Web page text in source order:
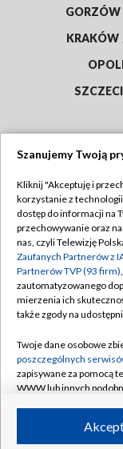
GORZÓW
KRAKÓW
Abonament TVP
Emisja w TVP
Centrum
Naziemna
Rada
System NOS
Informacje o
Program dla
Szanujemy Twoją
Kliknij "Akceptuję i
korzystanie z
dostęp do informacji na
przechowywanie oraz
nas, czyli Telewizję
Zaufanych Partnerów z
Partnerów TVP (93 firm)
zautomatyzowanego
mierzenia ich
także zgody na
Twoje dane osobowe
poszczególnych
zapisywane za pomocą
WWW lub innych
ruchu w Internecie.